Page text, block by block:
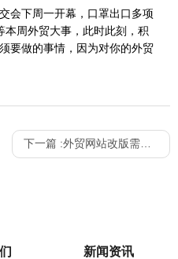
下周一开幕，口罩出口多项
周外贸大事，此时此刻，积
要做的事情，因为对你的外贸
下一篇 :外贸网站改版需要注意哪些才能尽量不影响外贸SEO排名？
新闻资讯